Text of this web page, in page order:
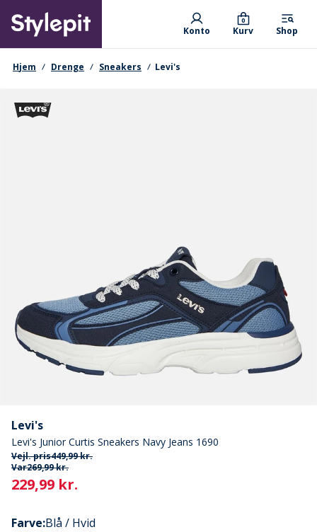
main
content
Primary departments
Konto Kurv
0
Shop
navigationssti
Hjem Drenge Sneakers Levi's
Levi's
Levi's Junior Curtis Sneakers Navy Jeans 1690
Vejl. pris449,99 kr.
Var269,99 kr.
Current
229,99 kr.
Farve:Blå / Hvid